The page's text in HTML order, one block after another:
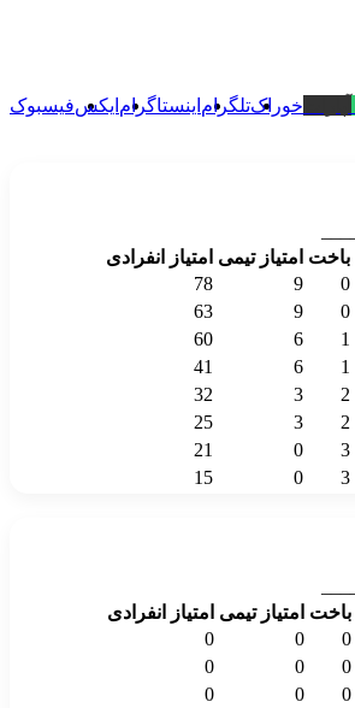
فیسبوکایکس اینستاگرام تلگرامخوراک
باخت امتیاز تیمی امتیاز انفرادی
0
9
78
0
9
63
1
6
60
1
6
41
2
3
32
2
3
25
3
0
21
3
0
15
باخت امتیاز تیمی امتیاز انفرادی
0
0
0
0
0
0
0
0
0